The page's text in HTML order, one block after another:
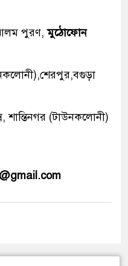
পুরণ,মুঠোফোন
শান্তিনগর (টাউনকলোনী)